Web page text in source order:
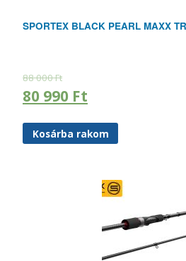
SPORTEX BLACK PEARL MAXX
88 000Ft
80 990 Ft
Kosárba rakom